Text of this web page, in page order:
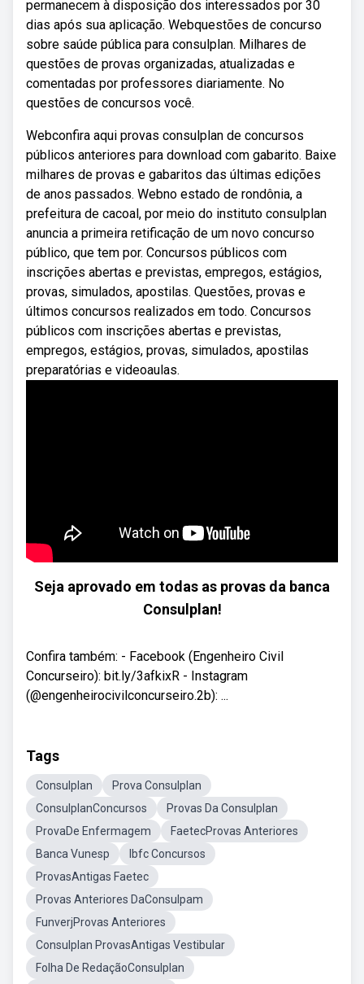
permanecem à disposição dos interessados por 30
dias após sua aplicação. Webquestões de concurso
sobre saúde pública para consulplan. Milhares de
questões de provas organizadas, atualizadas e
comentadas por professores diariamente. No
questões de concursos você.
Webconfira aqui provas consulplan de concursos
públicos anteriores para download com gabarito. Baixe
milhares de provas e gabaritos das últimas edições
de anos passados. Webno estado de rondônia, a
prefeitura de cacoal, por meio do instituto consulplan
anuncia a primeira retificação de um novo concurso
público, que tem por. Concursos públicos com
inscrições abertas e previstas, empregos, estágios,
provas, simulados, apostilas. Questões, provas e
últimos concursos realizados em todo. Concursos
públicos com inscrições abertas e previstas,
empregos, estágios, provas, simulados, apostilas
preparatórias e videoaulas.
Seja aprovado em todas as provas da banca
Consulplan!
Confira também: - Facebook (Engenheiro Civil
Concurseiro): bit.ly/3afkixR - Instagram
(@engenheirocivilconcurseiro.2b): ...
Tags
Consulplan
Prova Consulplan
ConsulplanConcursos
Provas Da Consulplan
ProvaDe Enfermagem
FaetecProvas Anteriores
Banca Vunesp
Ibfc Concursos
ProvasAntigas Faetec
Provas Anteriores DaConsulpam
FunverjProvas Anteriores
Consulplan ProvasAntigas Vestibular
Folha De RedaçãoConsulplan